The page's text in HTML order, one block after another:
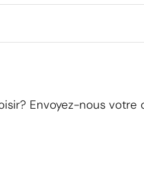
Envoyez-nous votre